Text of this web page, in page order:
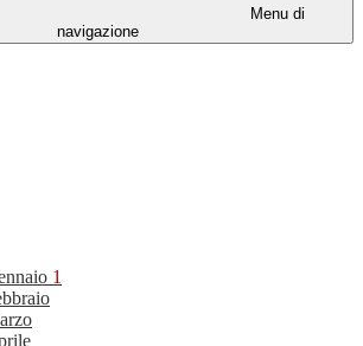
Menu di
navigazione
1